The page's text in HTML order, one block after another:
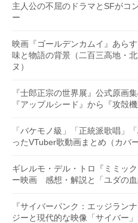
主人公の不屈のドラマとSFがコ
ー
映画『ゴールデンカムイ』あら
味と物語の背景（二百三高地・
ヌ）
『士郎正宗の世界展』公式原画
『アップルシード』から『攻殻
「バケモノ級」「正統派歌唱」
ったVTuber歌動画まとめ（カバー
ギレルモ・デル・トロ『ミミッ
ー映画 感想・解説と「ユダの血
『サイバーパンク：エッジラン
ジーと現代的な映像「サイバー